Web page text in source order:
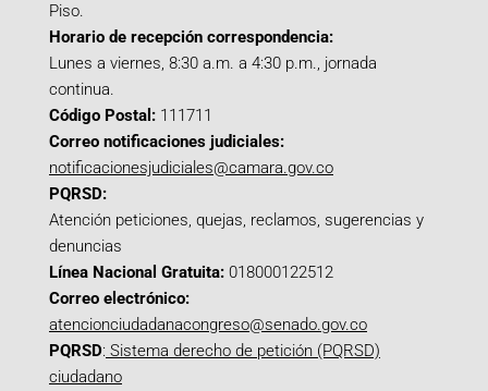
Piso.
Horario de recepción correspondencia:
Lunes a viernes, 8:30 a.m. a 4:30 p.m., jornada
continua.
Código Postal: 111711
Correo notificaciones judiciales:
notificacionesjudiciales@camara.gov.co
PQRSD:
Atención peticiones, quejas, reclamos, sugerencias y
denuncias
Línea Nacional Gratuita: 018000122512
Correo electrónico:
atencionciudadanacongreso@senado.gov.co
PQRSD: Sistema derecho de petición (PQRSD)
ciudadano